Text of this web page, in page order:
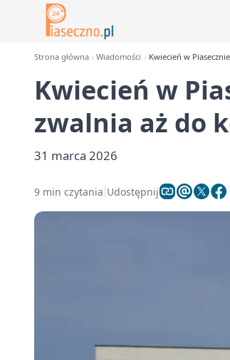
Strona główna Wiadomości Kwiecień w
Kwiecień w
zwalnia aż do
31 marca 2026
9 min czytania Udostępnij